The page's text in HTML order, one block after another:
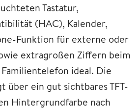
Tastatur,
(HAC), Kalender,
Funktion für externe oder
extragroßen Ziffern beim
Familientelefon ideal. Die
über ein gut sichtbares TFT-
Hintergrundfarbe nach